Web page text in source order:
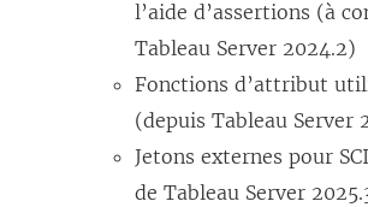
l’aide d’assertions (à
Tableau Server 2024.2)
Fonctions d’attribut
(depuis Tableau Server
Jetons externes pour
de Tableau Server